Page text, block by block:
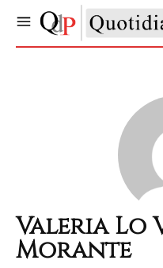
Valeria Lo
Morante